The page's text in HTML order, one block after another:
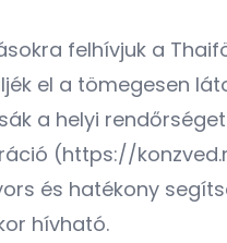
felhívjuk a
el a tömegesen
a helyi
(https://
és hatékony
hívható.